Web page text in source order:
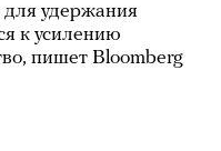
для удержания
к усилению
пишет Bloomberg